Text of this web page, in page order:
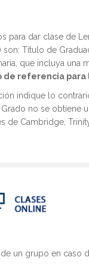
Necesidades
dar clase de
son: Título de
que incluya una
de referencia para
indique lo
no se obtiene
de Cambridge,
un grupo en